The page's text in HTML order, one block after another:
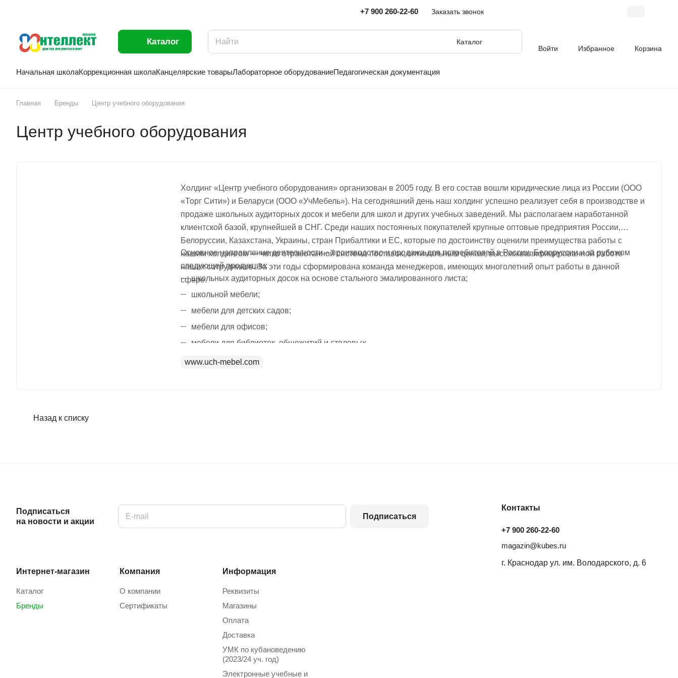
+7 900 260-22-60 Заказать звонок
Каталог
Каталог
Войти
Избранное Корзина
Начальная школаКоррекционная школаКанцелярские товарыЛабораторное оборудованиеПедагогическая документация
Главная Бренды Центр учебного оборудования
Центр учебного оборудования
Холдинг «Центр учебного оборудования» организован в 2005 году. В его состав вошли юридические лица из России (ООО
«Торг Сити») и Беларуси (ООО «УчМебель»). На сегодняшний день наш холдинг успешно реализует себя в производстве и
продаже школьных аудиторных досок и мебели для школ и других учебных заведений. Мы располагаем наработанной
клиентской базой, крупнейшей в СНГ. Среди наших постоянных покупателей крупные оптовые предприятия России,
Белоруссии, Казахстана, Украины, стран Прибалтики и ЕС, которые по достоинству оценили преимущества работы с
нашим холдингом — четко отработанной системе поставок, оптимальным ценам, высококвалифицированной работе
наших сотрудников. За эти годы сформирована команда менеджеров, имеющих многолетний опыт работы в данной
сфере.
Основное направление деятельности – производство и продажа для потребителей в России, Белоруссии и за рубежом
следующей продукции:
школьных аудиторных досок на основе стального эмалированного листа;
школьной мебели;
мебели для детских садов;
мебели для офисов;
мебели для библиотек, общежитий и столовых.
www.uch-mebel.com
Назад к списку
Подписаться
на новости и акции
Подписаться
Интернет-магазин
Каталог
Бренды
Компания
О компании
Сертификаты
Информация
Реквизиты
Магазины
Oплата
Доставка
УМК по кубановедению
(2023/24 уч. год)
Электронные учебные и
Контакты
+7 900 260-22-60
magazin@kubes.ru
г. Краснодар ул. им. Володарского, д. 6